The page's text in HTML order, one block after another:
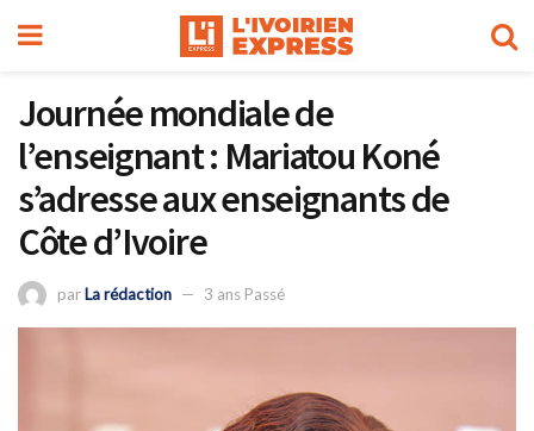
Journée mondiale de
l’enseignant : Mariatou Koné
s’adresse aux enseignants de
Côte d’Ivoire
parLa rédaction 3 ans Passé